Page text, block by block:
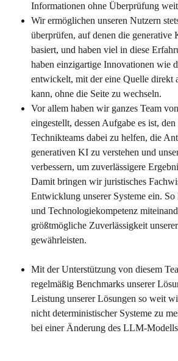
Informationen ohne Überprüfung
Wir ermöglichen unseren Nutzern
überprüfen, auf denen die
basiert, und haben viel in diese
haben einzigartige Innovationen wie
entwickelt, mit der eine Quelle direkt
kann, ohne die Seite zu wechseln.
Vor allem haben wir ganzes Team
eingestellt, dessen Aufgabe es ist,
Technikteams dabei zu helfen, die
generativen KI zu verstehen und
verbessern, um zuverlässigere
Damit bringen wir juristisches
Entwicklung unserer Systeme ein.
und Technologiekompetenz
größtmögliche Zuverlässigkeit
gewährleisten.
Mit der Unterstützung von diesem
regelmäßig Benchmarks unserer
Leistung unserer Lösungen so weit
nicht deterministischer Systeme zu
bei einer Änderung des LLM-